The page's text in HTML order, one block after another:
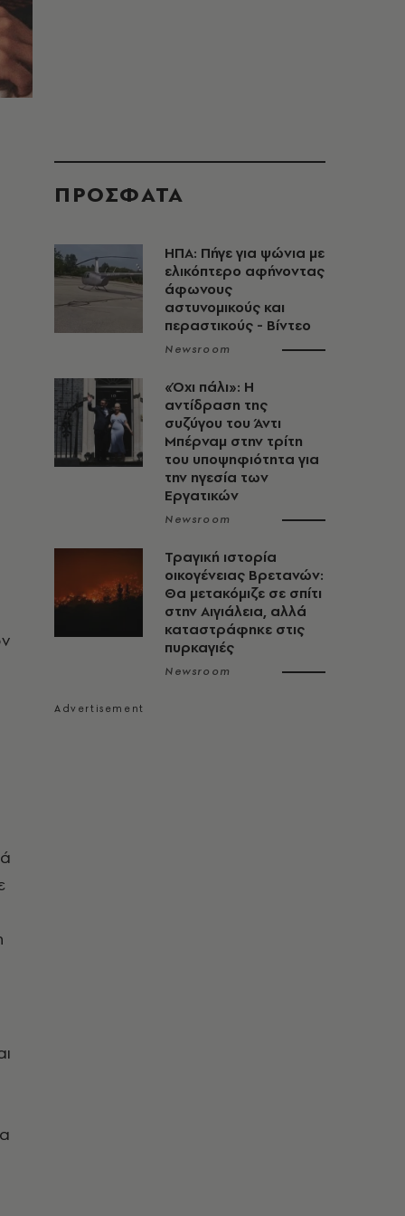
ΠΡΟΣΦΑΤΑ
ΗΠΑ: Πήγε για ψώνια με
ελικόπτερο αφήνοντας
άφωνους
αστυνομικούς και
περαστικούς - Βίντεο
Newsroom
«Όχι πάλι»: Η
αντίδραση της
συζύγου του Άντι
Μπέρναμ στην τρίτη
του υποψηφιότητα για
την ηγεσία των
Εργατικών
Newsroom
Τραγική ιστορία
οικογένειας Βρετανών:
Θα μετακόμιζε σε σπίτι
στην Αιγιάλεια, αλλά
καταστράφηκε στις
πυρκαγιές
Newsroom